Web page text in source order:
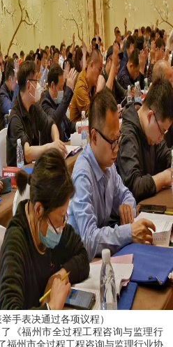
举手表决通过各项议程）
《福州市全过程工程咨询与监理行
福州市全过程工程咨询与监理行业协